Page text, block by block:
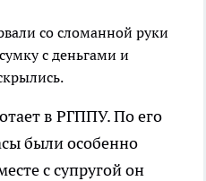
со сломанной руки
с деньгами и
в РГППУ. По его
были особенно
с супругой он